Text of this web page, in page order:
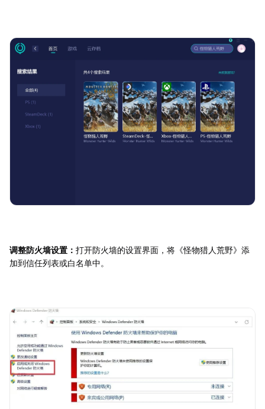
调整防火墙设置： 打开防火墙的设置界面，将《怪物猎人荒野》添
加到信任列表或白名单中。